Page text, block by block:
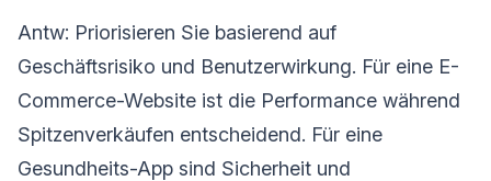
Antw: Priorisieren Sie basierend auf
Geschäftsrisiko und Benutzerwirkung. Für eine E-
Commerce-Website ist die Performance während
Spitzenverkäufen entscheidend. Für eine
Gesundheits-App sind Sicherheit und